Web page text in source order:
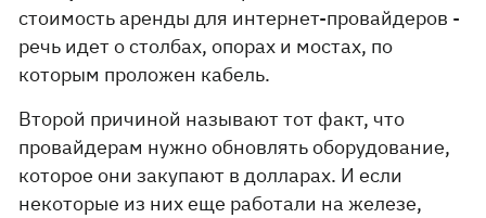
стоимость аренды для интернет-провайдеров -
речь идет о столбах, опорах и мостах, по
которым проложен кабель.
Второй причиной называют тот факт, что
провайдерам нужно обновлять оборудование,
которое они закупают в долларах. И если
некоторые из них еще работали на железе,